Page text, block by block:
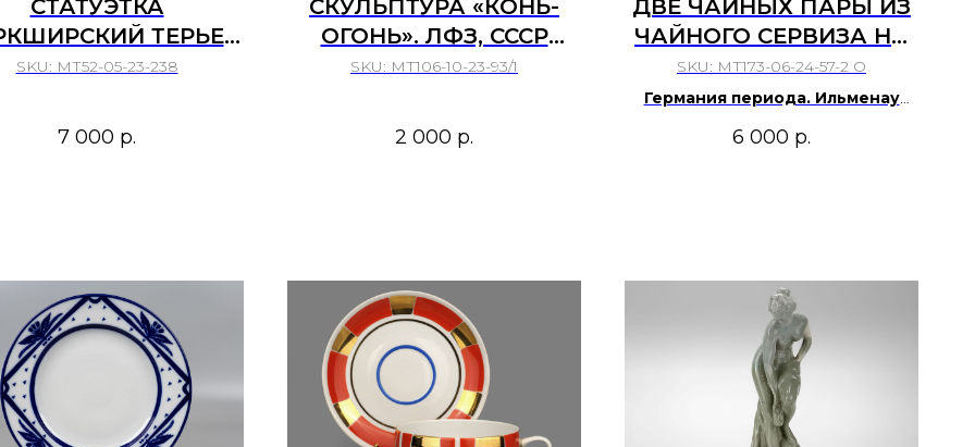
СТАТУЭТКА
ТЕРЬЕР
ГДР 70Е
SKU: МТ52-05-23-238
7 000 р.
СКУЛЬПТУРА «КОНЬ-
ОГОНЬ». ЛФЗ, СССР
СССР. 1960-Е ГОДЫ.
SKU: МТ106-10-23-93/1
2 000 р.
ДВЕ ЧАЙНЫХ ПАРЫ ИЗ
ЧАЙНОГО СЕРВИЗА НА
ФОРМЕ FOSCA.
SKU: МТ173-06-24-57-2 О
Германия периода. Ильменау
6 000 р.